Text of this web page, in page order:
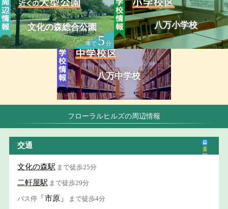
文化の森総合公園
車で5 分
八万小学校
八万中学校
フローラルヒルズの周辺情報
交通
文化の森駅 まで徒歩25分
二軒屋駅 まで徒歩29分
バス停 「市原」 まで徒歩4分